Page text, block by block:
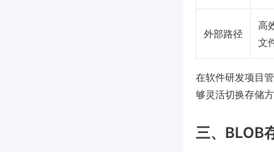
外部路径
高
文
在软件研发项目
够灵活切换存储
三、BLOB